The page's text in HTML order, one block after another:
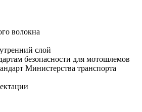
волокна
слой
безопасности для мотошлемов
Министерства транспорта